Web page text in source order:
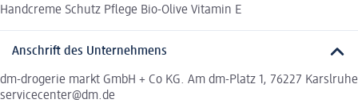
Handcreme Schutz Pflege Bio-Olive Vitamin E
Anschrift des Unternehmens
dm-drogerie markt GmbH + Co KG. Am dm-Platz 1, 76227 Karslruhe
servicecenter@dm.de